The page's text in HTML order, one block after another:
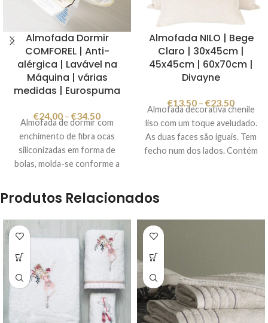
Almofada Dormir
COMFOREL | Anti-
alérgica | Lavável na
Máquina | várias
medidas | Eurospuma
€24.00 – €34.50
Almofada de dormir com
enchimento de fibra ocas
siliconizadas em forma de
bolas, molda-se conforme a
conforto enquanto dorme.
As fibras ocas siliconizadas em
forma de bolas impedem o
desenvolvimento dos fungos
necessários para o ciclo de
vida dos ácaros.
As propriedades
antifungos
,
antibacteriana
anti-ácaros
da fibra Comforel
Allerban
da Dacron®
Almofada NILO | Bege
Claro | 30x45cm |
45x45cm | 60x70cm |
Divayne
€13.50 – €23.50
Almofada decorativa chenile
liso com um toque aveludado.
As duas faces são iguais. Tem
fecho num dos lados. Contém
ilustrativa. Fabricado em
Portugal.
Produtos Relacionados